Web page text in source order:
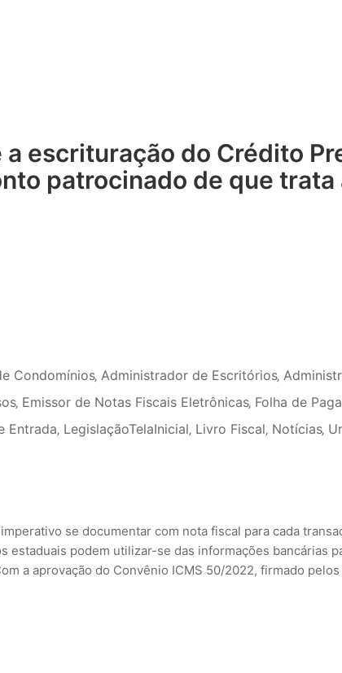
escrituração do Crédito
patrocinado de que trata
Condomínios‚ Administrador de Escritórios‚
‚ Emissor de Notas Fiscais Eletrônicas‚ Folha de
Entrada‚ LegislaçãoTelaInicial‚ Livro Fiscal‚ Notícias‚
se documentar com nota fiscal para cada
podem utilizar-se das informações bancárias
a aprovação do Convênio ICMS 50/2022, firmado pelos